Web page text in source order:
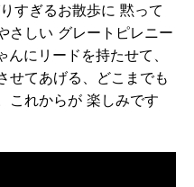
すぎるお散歩に 黙って
さしい グレートピレニー
にリードを持たせて、
せてあげる、どこまでも
これからが 楽しみです